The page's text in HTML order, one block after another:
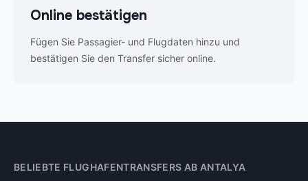
Online bestätigen
Fügen Sie Passagier- und Flugdaten hinzu und
bestätigen Sie den Transfer sicher online.
BELIEBTE FLUGHAFENTRANSFERS AB ANTALYA